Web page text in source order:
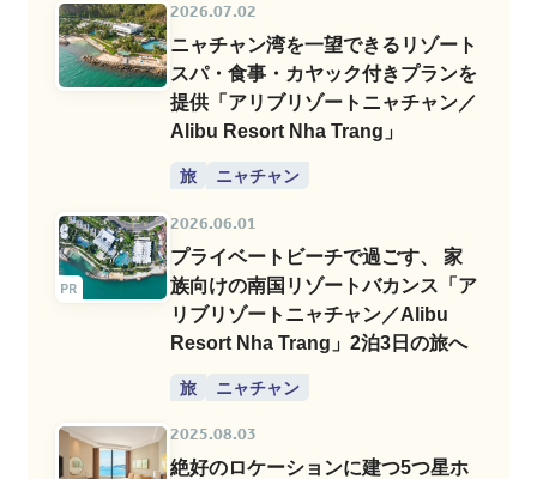
2026.07.02
ニャチャン湾を一望できるリゾート
スパ・食事・カヤック付きプランを
提供「アリブリゾートニャチャン／
Alibu Resort Nha Trang」
旅 ニャチャン
2026.06.01
プライベートビーチで過ごす、 家
族向けの南国リゾートバカンス「ア
リブリゾートニャチャン／Alibu
Resort Nha Trang」2泊3日の旅へ
旅 ニャチャン
2025.08.03
絶好のロケーションに建つ5つ星ホ